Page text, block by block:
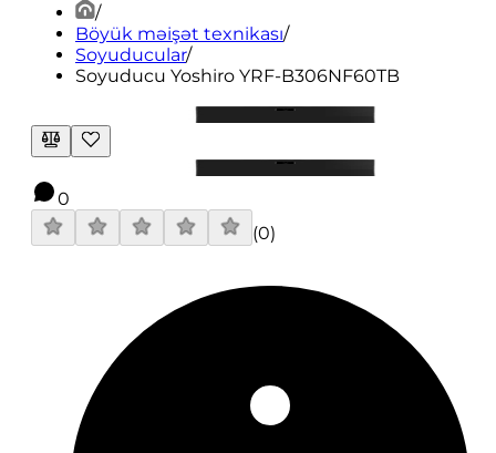
/
Böyük məişət texnikası/
Soyuducular/
Soyuducu Yoshiro YRF-B306NF60TB
0
(0)